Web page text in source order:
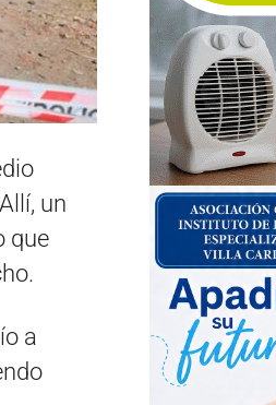
un
que
a